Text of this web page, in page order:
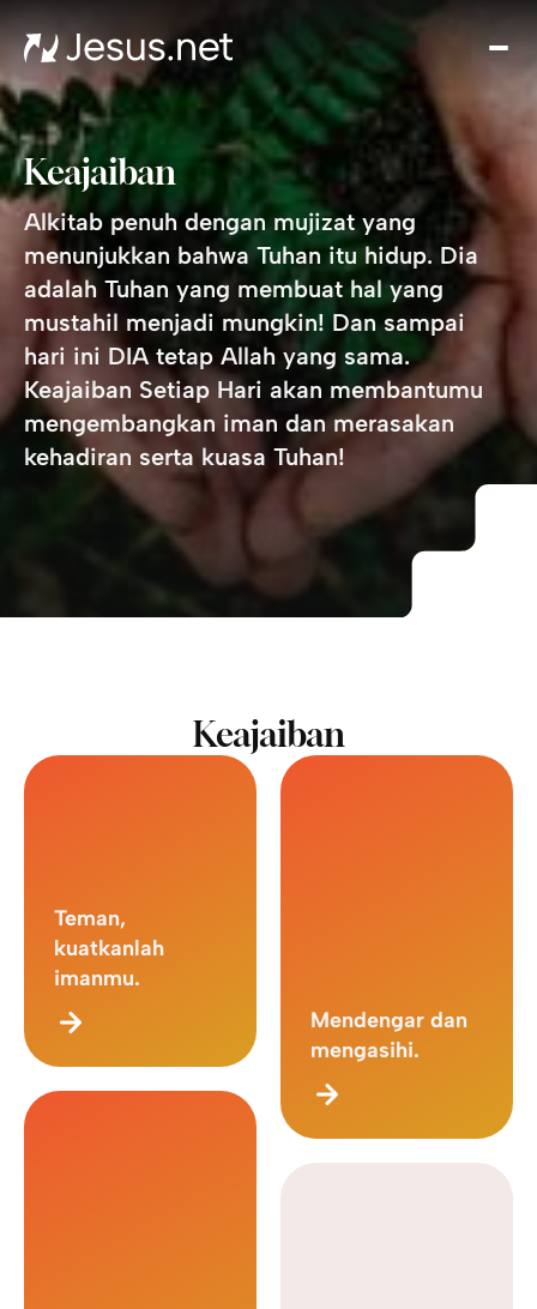
Keajaiban
Alkitab penuh dengan mujizat yang
menunjukkan bahwa Tuhan itu hidup. Dia
adalah Tuhan yang membuat hal yang
mustahil menjadi mungkin! Dan sampai
hari ini DIA tetap Allah yang sama.
Keajaiban Setiap Hari akan membantumu
mengembangkan iman dan merasakan
kehadiran serta kuasa Tuhan!
Keajaiban
Teman,
kuatkanlah
imanmu.
Mendengar dan
mengasihi.